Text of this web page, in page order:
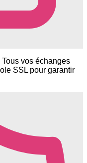
vos échanges
SSL pour garantir